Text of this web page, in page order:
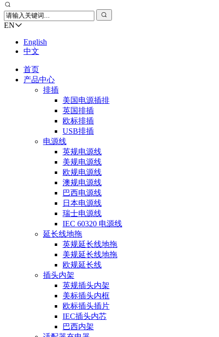
EN
English
中文
首页
产品中心
排插
美国电源插排
英国排插
欧标排插
USB排插
电源线
英规电源线
美规电源线
欧规电源线
澳规电源线
巴西电源线
日本电源线
瑞士电源线
IEC 60320 电源线
延长线地拖
英规延长线地拖
美规延长线地拖
欧规延长线
插头内架
英规插头内架
美标插头内框
欧标插头插片
IEC插头内芯
巴西内架